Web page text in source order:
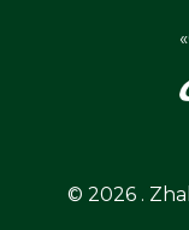
© 2026 .